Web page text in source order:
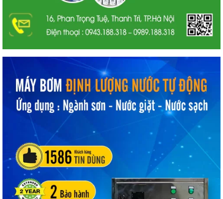
dính bụi, chỉ cần dùng khăn lau nhẹ lên bề mặt kính. Ngay lập
tức bề mặt kính sẽ sáng bóng lại, sạch sẽ như vừa lúc ban đầu.
Kính sơn đen có thể chịu nhiệt độ khá tốt. Không bị nắng
nóng tác động xấu như các loại màu sơn thông thường.
Mua kính sơn màu đen ở nơi bán đạt
chuẩn
Trên thị trường hiện nay có rất nhiều nơi bán sơn kính màu
đen. Tuy nhiên, không phải nơi nào sơn cũng đảm bảo chất
lượng. Vẫn còn rất nhiều người bị lừa mua phải sơn kính dỏm
do tin nhầm kẻ xấu. Vì vậy, trước khi mua, khách hàng cần tỉnh
táo, cảnh giác để phân biệt sơn thật và sơn giả. Tránh gặp tình
trạng mất tiền do mua sơn ở những nơi thiếu tính an toàn.
Trường hợp xấu còn tổn hại đến sức khỏe người thi công.
Để khách hàng an tâm mua sơn kính đen, chúng tôi xin giới